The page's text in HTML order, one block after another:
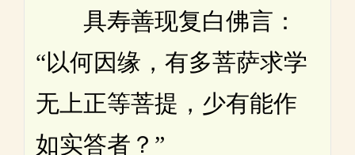
具寿善现复白佛言：
“以何因缘，有多菩萨求学
无上正等菩提，少有能作
如实答者？”